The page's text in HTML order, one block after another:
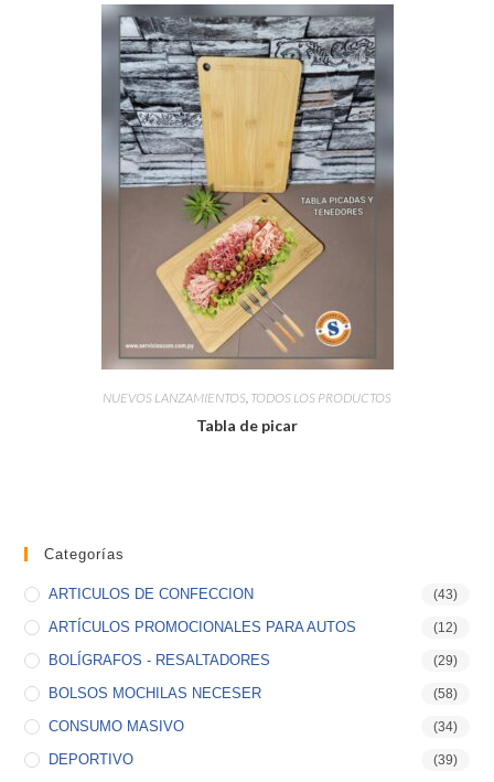
NUEVOS LANZAMIENTOS, TODOS LOS PRODUCTOS
Tabla de picar
Categorías
ARTICULOS DE CONFECCION (43)
ARTÍCULOS PROMOCIONALES PARA AUTOS (12)
BOLÍGRAFOS - RESALTADORES (29)
BOLSOS MOCHILAS NECESER (58)
CONSUMO MASIVO (34)
DEPORTIVO (39)